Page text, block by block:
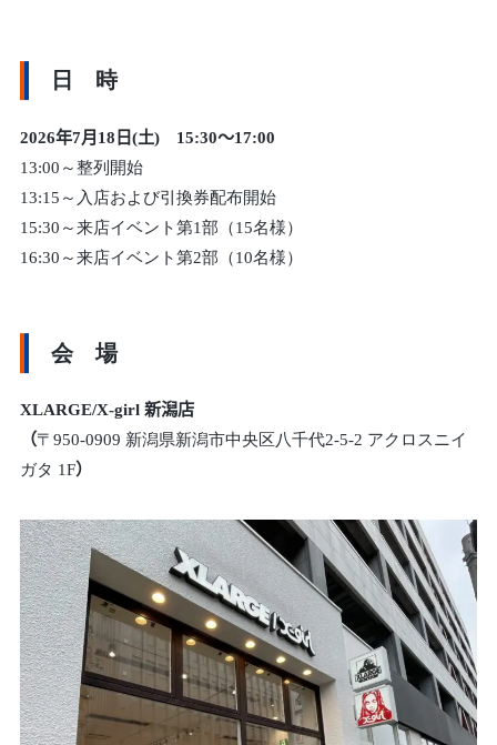
日 時
2026年7月18日(土) 15:30～17:00
13:00～整列開始
13:15～入店および引換券配布開始
15:30～来店イベント第1部（15名様）
16:30～来店イベント第2部（10名様）
会 場
XLARGE/X-girl 新潟店
（〒950-0909 新潟県新潟市中央区八千代2-5-2 アクロスニイ
ガタ 1F）